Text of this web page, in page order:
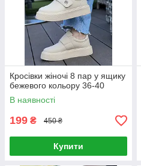
Кросівки жіночі 8 пар у ящику
бежевого кольору 36-40
В наявності
199 ₴ 450 ₴
Купити